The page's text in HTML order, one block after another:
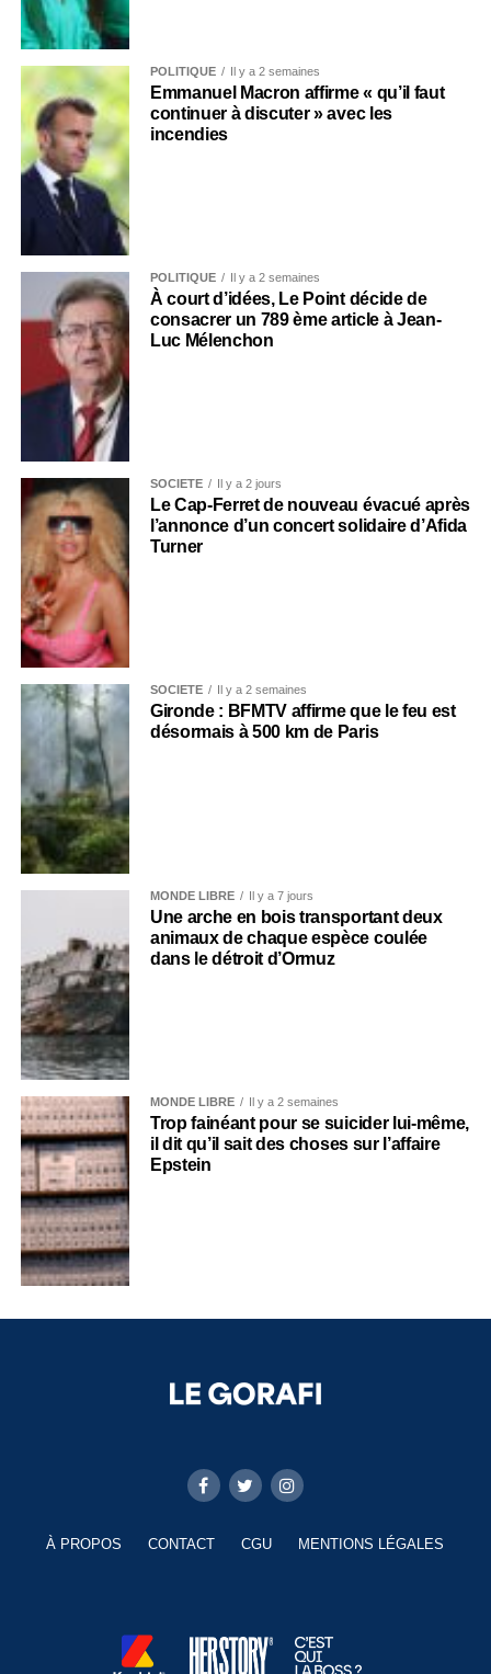
POLITIQUE Il y a 2 semaines
Emmanuel Macron affirme « qu’il faut
continuer à discuter » avec les
incendies
POLITIQUE Il y a 2 semaines
À court d’idées, Le Point décide de
consacrer un 789 ème article à Jean-
Luc Mélenchon
SOCIÉTÉ Il y a 2 jours
Le Cap-Ferret de nouveau évacué après
l’annonce d’un concert solidaire d’Afida
Turner
SOCIÉTÉ Il y a 2 semaines
Gironde : BFMTV affirme que le feu est
désormais à 500 km de Paris
MONDE LIBRE Il y a 7 jours
Une arche en bois transportant deux
animaux de chaque espèce coulée
dans le détroit d’Ormuz
MONDE LIBRE Il y a 2 semaines
Trop fainéant pour se suicider lui-même,
il dit qu’il sait des choses sur l’affaire
Epstein
À PROPOS CONTACT CGU MENTIONS LÉGALES